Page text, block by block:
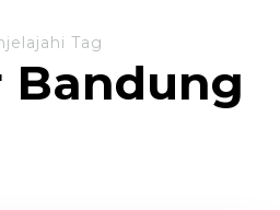
Tag
Bandung